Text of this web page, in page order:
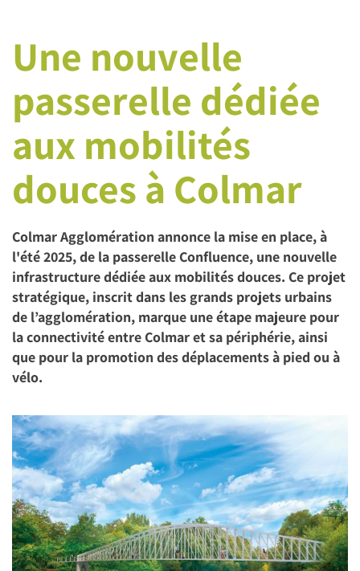
Une nouvelle
passerelle dédiée
aux mobilités
douces à Colmar
Colmar Agglomération annonce la mise en place, à
l'été 2025, de la passerelle Confluence, une nouvelle
infrastructure dédiée aux mobilités douces. Ce projet
stratégique, inscrit dans les grands projets urbains
de l’agglomération, marque une étape majeure pour
la connectivité entre Colmar et sa périphérie, ainsi
que pour la promotion des déplacements à pied ou à
vélo.
Image